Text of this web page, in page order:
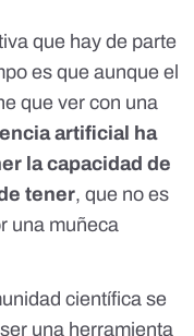
que hay de parte
es que aunque el
que ver con una
artificial ha
la capacidad de
tener, que no es
una muñeca
científica se
una herramienta